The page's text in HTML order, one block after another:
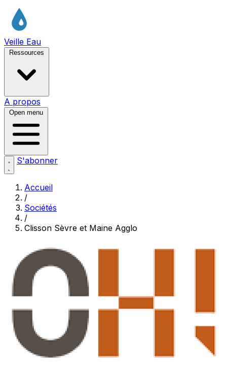
Veille Eau
Ressources
A propos
Open menu
S'abonner
Accueil
/
Sociétés
/
Clisson Sèvre et Maine Agglo